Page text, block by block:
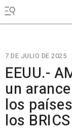
7 DE JULIO DE 2025
EEUU.-
un
los
los BRICS